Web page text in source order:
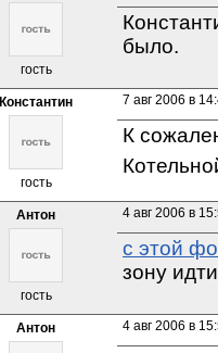
гость
было.
Константин
гость
7 авг 2006 в
К
Антон
гость
4 авг 2006 в
с этой
зону
Антон 4 авг 2006 в